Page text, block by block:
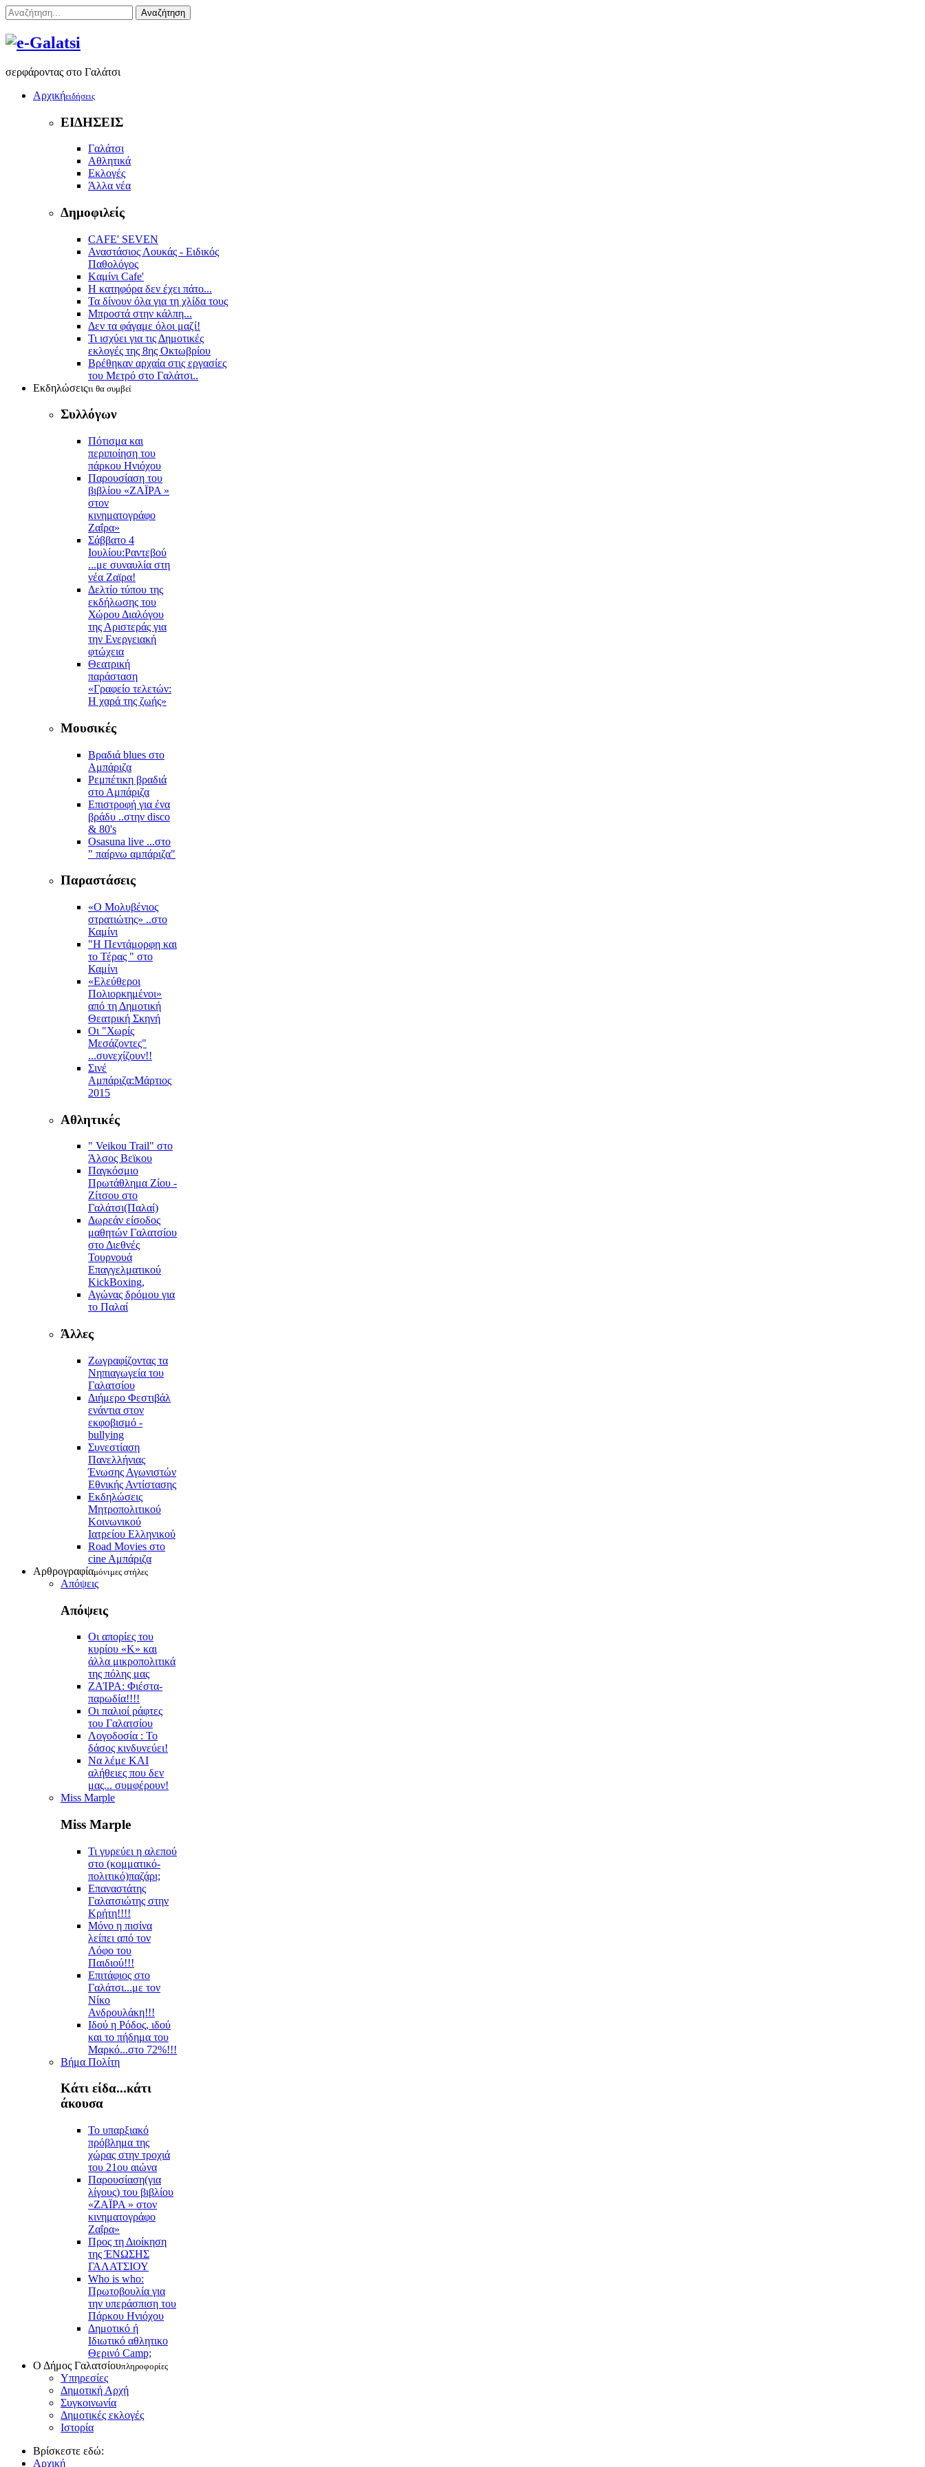
Αναζήτηση
σερφάροντας στο Γαλάτσι
Αρχικήειδήσεις
ΕΙΔΗΣΕΙΣ
Γαλάτσι
Αθλητικά
Εκλογές
Άλλα νέα
Δημοφιλείς
CAFE' SEVEN
Αναστάσιος Λουκάς - Ειδικός
Παθολόγος
Kαμίνι Cafe'
Η κατηφόρα δεν έχει πάτο...
Τα δίνουν όλα για τη χλίδα τους
Μπροστά στην κάλπη...
Δεν τα φάγαμε όλοι μαζί!
Τι ισχύει για τις Δημοτικές
εκλογές της 8ης Οκτωβρίου
Βρέθηκαν αρχαία στις εργασίες
του Μετρό στο Γαλάτσι..
Εκδηλώσειςτι θα συμβεί
Συλλόγων
Πότισμα και
περιποίηση του
πάρκου Ηνιόχου
Παρουσίαση του
βιβλίου «ΖΑΪΡΑ »
στον
κινηματογράφο
Ζαΐρα»
Σάββατο 4
Ιουλίου:Ραντεβού
...με συναυλία στη
νέα Ζαϊρα!
Δελτίο τύπου της
εκδήλωσης του
Χώρου Διαλόγου
της Αριστεράς για
την Ενεργειακή
φτώχεια
Θεατρική
παράσταση
«Γραφείο τελετών:
Η χαρά της ζωής»
Μουσικές
Βραδιά blues στο
Αμπάριζα
Ρεμπέτικη βραδιά
στο Αμπάριζα
Επιστροφή για ένα
βράδυ ..στην disco
& 80's
Osasuna live ...στο
" παίρνω αμπάριζα"
Παραστάσεις
«Ο Μολυβένιος
στρατιώτης» ..στο
Καμίνι
"Η Πεντάμορφη και
το Τέρας " στο
Καμίνι
«Ελεύθεροι
Πολιορκημένοι»
από τη Δημοτική
Θεατρική Σκηνή
Οι "Χωρίς
Μεσάζοντες"
...συνεχίζουν!!
Σινέ
Αμπάριζα:Mάρτιος
2015
Αθλητικές
" Veikou Trail" στο
Άλσος Βεϊκου
Παγκόσμιο
Πρωτάθλημα Ζίου -
Ζίτσου στο
Γαλάτσι(Παλαί)
Δωρεάν είσοδος
μαθητών Γαλατσίου
στο Διεθνές
Τουρνουά
Επαγγελματικού
KickBoxing,
Αγώνας δρόμου για
το Παλαί
Άλλες
Ζωγραφίζοντας τα
Νηπιαγωγεία του
Γαλατσίου
Διήμερο Φεστιβάλ
ενάντια στον
εκφοβισμό -
bullying
Συνεστίαση
Πανελλήνιας
Ένωσης Αγωνιστών
Εθνικής Αντίστασης
Εκδηλώσεις
Μητροπολιτικού
Κοινωνικού
Ιατρείου Ελληνικού
Road Movies στο
cine Aμπάριζα
Αρθρογραφίαμόνιμες στήλες
Απόψεις
Απόψεις
Οι απορίες του
κυρίου «Κ» και
άλλα μικροπολιτικά
της πόλης μας
ZAΊΡΑ: Φιέστα-
παρωδία!!!!
Οι παλιοί ράφτες
του Γαλατσίου
Λογοδοσία : Το
δάσος κινδυνεύει!
Να λέμε ΚΑΙ
αλήθειες που δεν
μας... συμφέρουν!
Miss Marple
Miss Marple
Τι γυρεύει η αλεπού
στο (κομματικό-
πολιτικό)παζάρι;
Επαναστάτης
Γαλατσιώτης στην
Κρήτη!!!!
Μόνο η πισίνα
λείπει από τον
Λόφο του
Παιδιού!!!
Επιτάφιος στο
Γαλάτσι...με τον
Νίκο
Ανδρουλάκη!!!
Ιδού η Ρόδος, ιδού
και το πήδημα του
Μαρκό...στο 72%!!!
Βήμα Πολίτη
Κάτι είδα...κάτι
άκουσα
Το υπαρξιακό
πρόβλημα της
χώρας στην τροχιά
του 21ου αιώνα
Παρουσίαση(για
λίγους) του βιβλίου
«ΖΑΪΡΑ » στον
κινηματογράφο
Ζαΐρα»
Προς τη Διοίκηση
της ΈΝΩΣΗΣ
ΓΑΛΑΤΣΙΟΥ
Who is who:
Πρωτοβουλία για
την υπεράσπιση του
Πάρκου Ηνιόχου
Δημοτικό ή
Ιδιωτικό αθλητικο
Θερινό Camp;
Ο Δήμος Γαλατσίουπληροφορίες
Υπηρεσίες
Δημοτική Αρχή
Συγκοινωνία
Δημοτικές εκλογές
Ιστορία
Βρίσκεστε εδώ:
Αρχική